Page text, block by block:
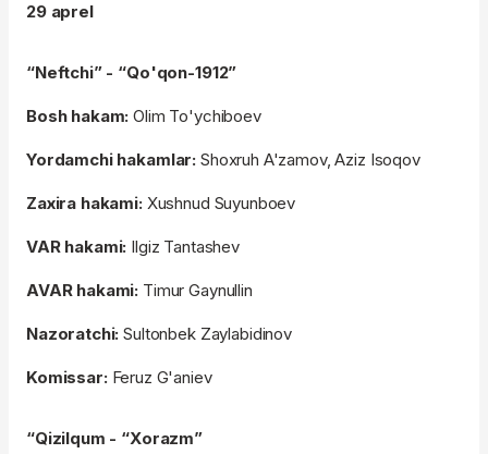
29 aprel
“Neftchi” - “Qo'qon-1912”
Bosh hakam:Olim To'ychiboev
Yordamchi hakamlar: Shoxruh A'zamov, Aziz Isoqov
Zaxira hakami: Xushnud Suyunboev
VAR hakami: Ilgiz Tantashev
AVAR hakami: Timur Gaynullin
Nazoratchi: Sultonbek Zaylabidinov
Komissar: Feruz G'aniev
“Qizilqum - “Xorazm”